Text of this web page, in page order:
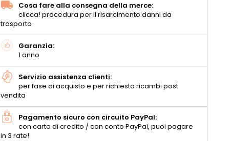
Cosa fare alla consegna della merce:
clicca! procedura per il risarcimento danni da
trasporto
Garanzia:
1 anno
Servizio assistenza clienti:
per fase di acquisto e per richiesta ricambi post
vendita
Pagamento sicuro con circuito PayPal:
con carta di credito / con conto PayPal, puoi pagare
in 3 rate!